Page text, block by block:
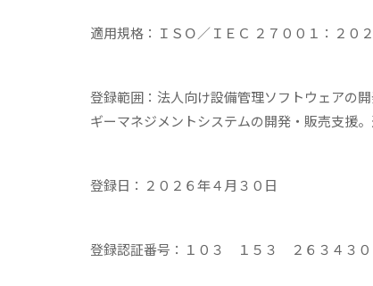
適用規格：ＩＳＯ／ＩＥＣ ２７００１：２０
登録範囲：法人向け設備管理ソフトウェアの
ギーマネジメントシステムの開発・販売支援
登録日：２０２６年４月３０日
登録認証番号：１０３ １５３ ２６３４３０